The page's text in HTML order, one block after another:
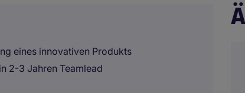
eines innovativen Produkts
2-3 Jahren Teamlead